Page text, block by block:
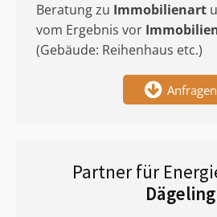
Beratung zu Immobilienart
vom Ergebnis vor
(Gebäude: Reihenhaus etc.)
Anfragen
Partner für
Dägeling